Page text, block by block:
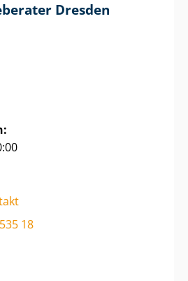
Dresden
18